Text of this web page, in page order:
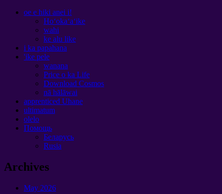
oe e hiki anei i!
Hoʻokaʻaʻike
wahi
ke alu like
i ka papahana
'ike pele
wanana
Price o ka Life
Download Cosmos
nā hālāwai
apprenticed Uhane
ultimatum
olelo
Помощь
Беларусь
Rusia
Archives
May 2026